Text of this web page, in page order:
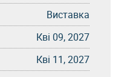
Виставка
Кві 09, 2027
Кві 11, 2027